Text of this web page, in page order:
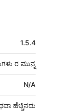
1.5.4
ರ ಮುನ್ನ
N/A
ಹೆಚ್ಚಿನದು